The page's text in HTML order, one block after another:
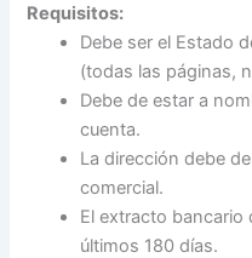
Requisitos:
Debe ser el Estado
(todas las páginas,
Debe de estar a
cuenta.
La dirección debe
comercial.
El extracto
últimos 180 días.